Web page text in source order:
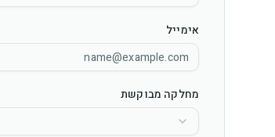
אימייל
מחלקה מבוקשת